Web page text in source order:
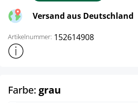
Versand aus Deutschland
Artikelnummer: 152614908
Weitere Produktinformationen anzeigen
Farbe: grau